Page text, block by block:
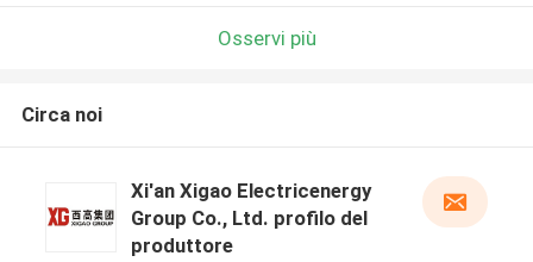
Osservi più
Circa noi
Xi'an Xigao Electricenergy
Group Co., Ltd. profilo del
produttore